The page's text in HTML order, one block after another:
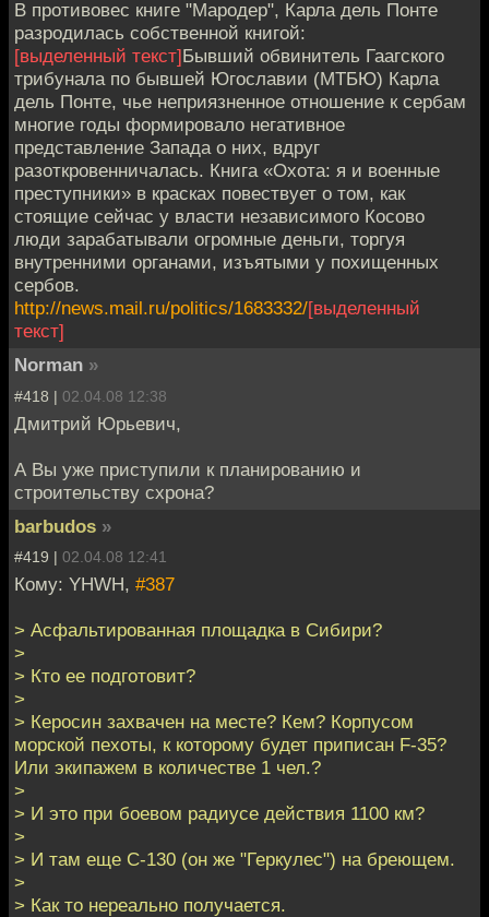
В противовес книге "Мародер", Карла дель Понте
разродилась собственной книгой:
[выделенный текст]Бывший обвинитель Гаагского
трибунала по бывшей Югославии (МТБЮ) Карла
дель Понте, чье неприязненное отношение к сербам
многие годы формировало негативное
представление Запада о них, вдруг
разоткровенничалась. Книга «Охота: я и военные
преступники» в красках повествует о том, как
стоящие сейчас у власти независимого Косово
люди зарабатывали огромные деньги, торгуя
внутренними органами, изъятыми у похищенных
сербов.
http://news.mail.ru/politics/1683332/[выделенный
текст]
Norman »
#418 | 02.04.08 12:38
Дмитрий Юрьевич,
А Вы уже приступили к планированию и
строительству схрона?
barbudos »
#419 | 02.04.08 12:41
Кому: YHWH, #387
> Асфальтированная площадка в Сибири?
>
> Кто ее подготовит?
>
> Керосин захвачен на месте? Кем? Корпусом
морской пехоты, к которому будет приписан F-35?
Или экипажем в количестве 1 чел.?
>
> И это при боевом радиусе действия 1100 км?
>
> И там еще С-130 (он же "Геркулес") на бреющем.
>
> Как то нереально получается.